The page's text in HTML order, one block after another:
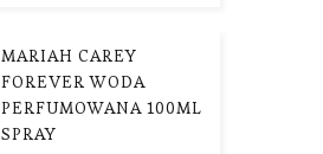
MARIAH CAREY
FOREVER WODA
PERFUMOWANA 100ML
SPRAY